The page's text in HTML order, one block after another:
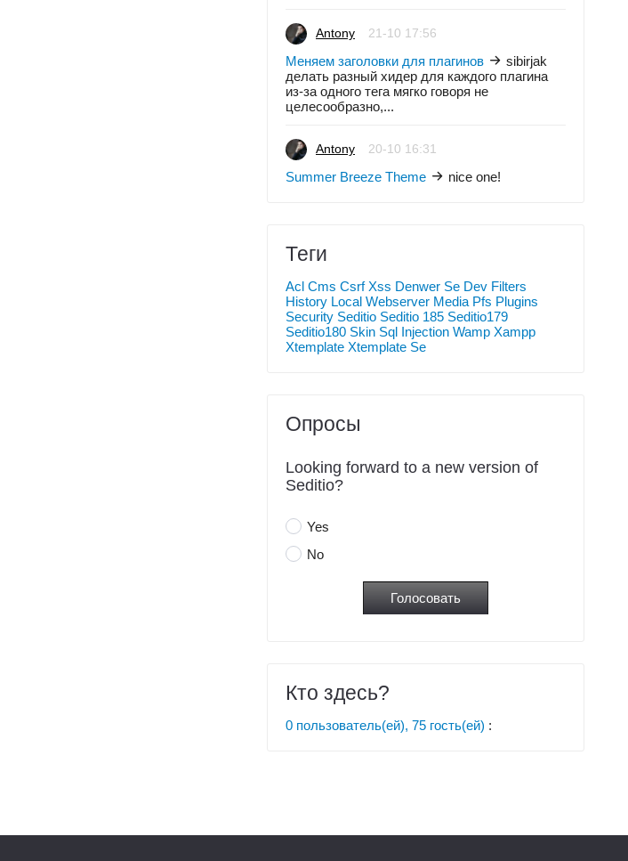
Antony 21-10 17:56
Меняем заголовки для плагинов
sibirjak
делать разный хидер для каждого плагина
из-за одного тега мягко говоря не
целесообразно,...
Antony 20-10 16:31
Summer Breeze Theme nice one!
Теги
Acl Cms Csrf Xss Denwer Se Dev Filters
History Local Webserver Media Pfs Plugins
Security Seditio Seditio 185 Seditio179
Seditio180 Skin Sql Injection Wamp Xampp
Xtemplate Xtemplate Se
Опросы
Looking forward to a new version of
Seditio?
Yes
No
Кто здесь?
0 пользователь(ей), 75 гость(ей) :